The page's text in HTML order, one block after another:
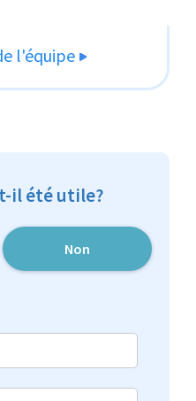
l'équipe
il été utile?
Non